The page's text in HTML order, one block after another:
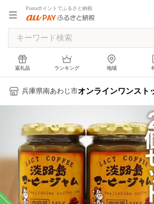
Pontaポイントでふるさと納税
返礼品 ランキング 地域
兵庫県南あわじ市オンラインワンスト